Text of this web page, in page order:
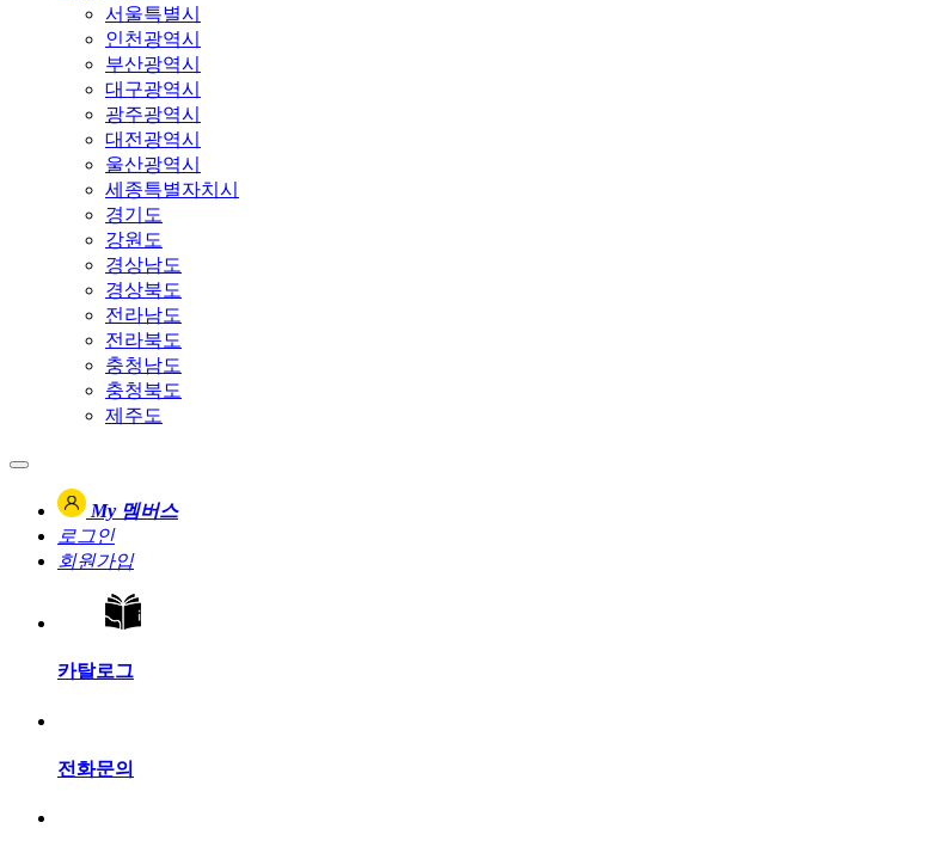
서울특별시
인천광역시
부산광역시
대구광역시
광주광역시
대전광역시
울산광역시
세종특별자치시
경기도
강원도
경상남도
경상북도
전라남도
전라북도
충청남도
충청북도
제주도
My 멤버스
로그인
회원가입
카탈로그
전화문의